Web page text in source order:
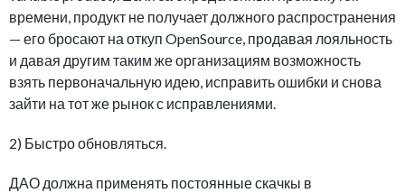
времени, продукт не получает должного распространения
— его бросают на откуп OpenSource, продавая лояльность
и давая другим таким же организациям возможность
взять первоначальную идею, исправить ошибки и снова
зайти на тот же рынок с исправлениями.
2) Быстро обновляться.
ДАО должна применять постоянные скачкы в